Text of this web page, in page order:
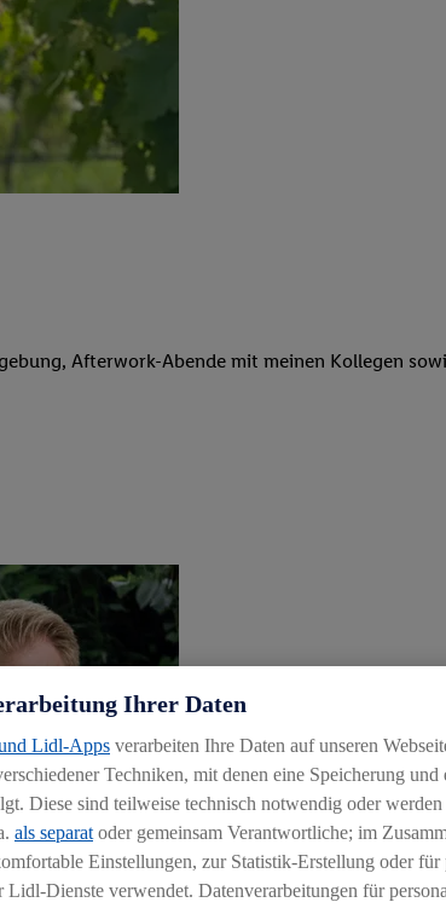
Afterwork-Abende mit meinen Kollegen
Ihrer Daten
Lidl-Apps verarbeiten Ihre Daten auf unseren
Techniken, mit denen eine Speicherung
Diese sind teilweise technisch notwendig oder
als separat oder gemeinsam Verantwortliche; im
Einstellungen, zur Statistik-Erstellung oder für
Dienste verwendet. Datenverarbeitungen für